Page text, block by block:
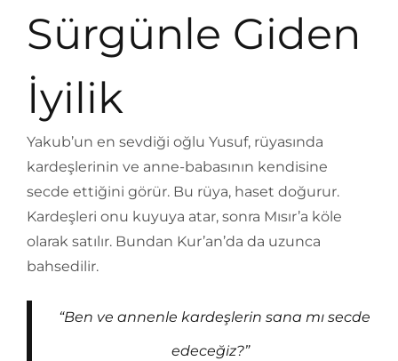
Sürgünle Giden
İyilik
Yakub’un en sevdiği oğlu Yusuf, rüyasında
kardeşlerinin ve anne-babasının kendisine
secde ettiğini görür. Bu rüya, haset doğurur.
Kardeşleri onu kuyuya atar, sonra Mısır’a köle
olarak satılır. Bundan Kur’an’da da uzunca
bahsedilir.
“Ben ve annenle kardeşlerin sana mı secde
edeceğiz?”